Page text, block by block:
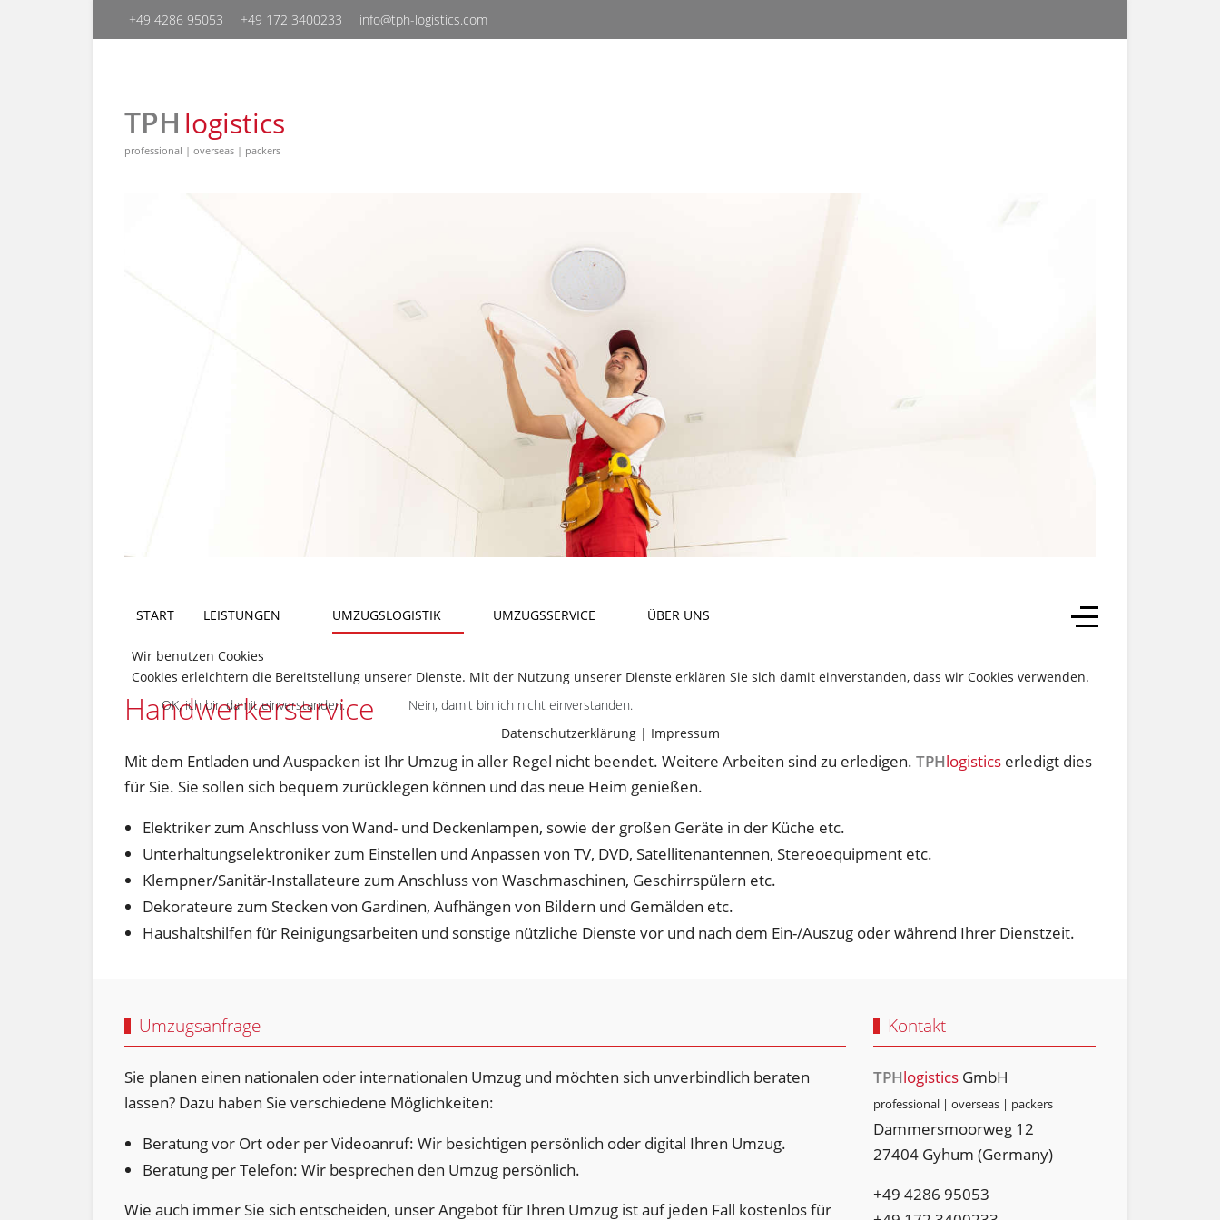
+49 4286 95053 +49 ‭172 3400233‬ info@tph-logistics.com
TPH logistics
professional | overseas | packers
START LEISTUNGEN UMZUGSLOGISTIK UMZUGSSERVICE ÜBER UNS
Handwerkerservice
Mit dem Entladen und Auspacken ist Ihr Umzug in aller Regel nicht beendet. Weitere Arbeiten sind zu erledigen. TPHlogistics erledigt dies
für Sie. Sie sollen sich bequem zurücklegen können und das neue Heim genießen.
Elektriker zum Anschluss von Wand- und Deckenlampen, sowie der großen Geräte in der Küche etc.
Unterhaltungselektroniker zum Einstellen und Anpassen von TV, DVD, Satellitenantennen, Stereoequipment etc.
Klempner/Sanitär-Installateure zum Anschluss von Waschmaschinen, Geschirrspülern etc.
Dekorateure zum Stecken von Gardinen, Aufhängen von Bildern und Gemälden etc.
Haushaltshilfen für Reinigungsarbeiten und sonstige nützliche Dienste vor und nach dem Ein-/Auszug oder während Ihrer Dienstzeit.
Umzugsanfrage
Sie planen einen nationalen oder internationalen Umzug und möchten sich unverbindlich beraten
lassen? Dazu haben Sie verschiedene Möglichkeiten:
Beratung vor Ort oder per Videoanruf: Wir besichtigen persönlich oder digital Ihren Umzug.
Beratung per Telefon: Wir besprechen den Umzug persönlich.
Wie auch immer Sie sich entscheiden, unser Angebot für Ihren Umzug ist auf jeden Fall kostenlos für
Kontakt
TPHlogistics GmbH
professional | overseas | packers
Dammersmoorweg 12
27404 Gyhum (Germany)
+49 4286 95053
Wir benutzen Cookies
Cookies erleichtern die Bereitstellung unserer Dienste. Mit der Nutzung unserer Dienste erklären Sie sich damit einverstanden, dass wir Cookies verwenden.
OK, ich bin damit einverstanden.
Nein, damit bin ich nicht einverstanden.
Datenschutzerklärung| Impressum